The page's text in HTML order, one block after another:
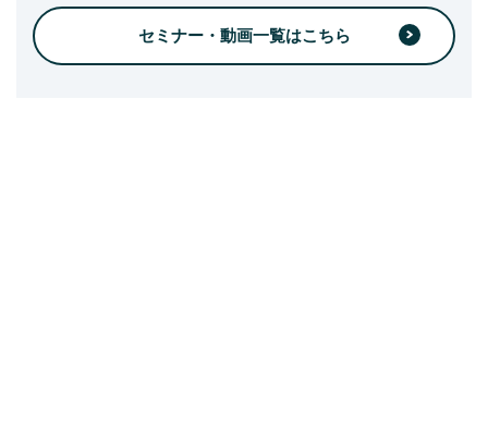
セミナー・動画一覧はこちら